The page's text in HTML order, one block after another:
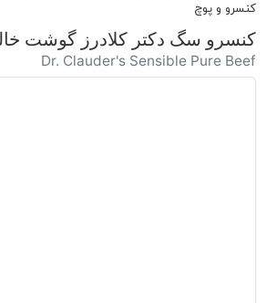
کنسرو و پوچ
کنسرو سگ دکتر کلادرز گوشت خالص
Dr. Clauder's Sensible Pure Beef